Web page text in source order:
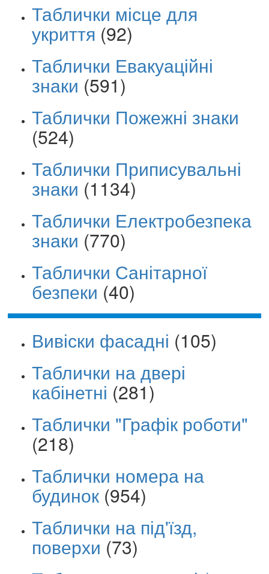
Таблички місце для
укриття (92)
Таблички Евакуаційні
знаки (591)
Таблички Пожежні знаки
(524)
Таблички Приписувальні
знаки (1134)
Таблички Електробезпека
знаки (770)
Таблички Санітарної
безпеки (40)
Вивіски фасадні (105)
Таблички на двері
кабінетні (281)
Таблички "Графік роботи"
(218)
Таблички номера на
будинок (954)
Таблички на під'їзд,
поверхи (73)